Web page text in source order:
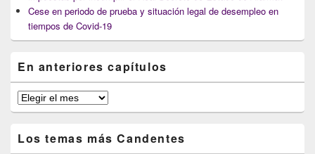
Cese en periodo de prueba y situación legal de desempleo en
tiempos de Covid-19
En anteriores capítulos
En
anteriores
Los temas más Candentes